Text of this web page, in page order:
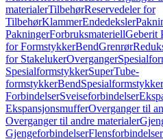
materialerTilbehørReservedeler for
TilbehørKlammerEndedeksler
PakningerForbruksmateriellGeberit
for FormstykkerBendGrenrør
for StakelukerOverganger
SpesialformstykkerSuperTube-
formstykkerBendSpesialformstykker
ForbindelserSveiseforbindelser
EkspansjonsmufferOverganger til
Overganger til andre materialer
GjengeforbindelserFlensforbindelser